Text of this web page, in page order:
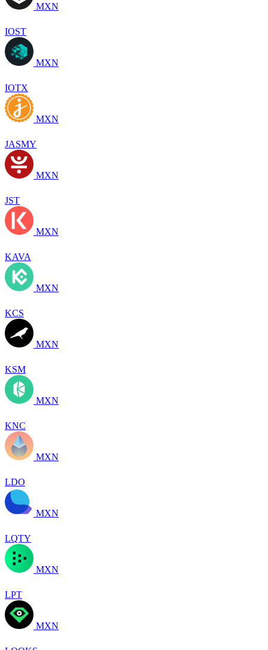
MXN
IOST
MXN
IOTX
MXN
JASMY
MXN
JST
MXN
KAVA
MXN
KCS
MXN
KSM
MXN
KNC
MXN
LDO
MXN
LQTY
MXN
LPT
MXN